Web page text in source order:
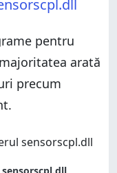
pentru
arată
precum